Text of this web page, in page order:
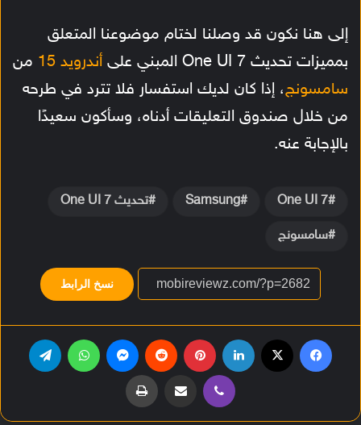
إلى هنا نكون قد وصلنا لختام موضوعنا المتعلق
بمميزات تحديث One UI 7 المبني على
أندرويد 15
من
سامسونج، إذا كان لديك استفسار فلا تترد في طرحه
من خلال صندوق التعليقات أدناه، وسأكون سعيدًا
بالإجابة عنه.
One UI 7
Samsung تحديث One UI 7
سامسونج
نسخ الرابط
فيسبوك لينكدإن بينتيريست ماسنجر واتساب
ڤايبر مشاركة عبر البريد طباعة